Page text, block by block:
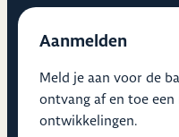
Aanmelden
Meld je aan voor de
ontvang af en toe
ontwikkelingen.